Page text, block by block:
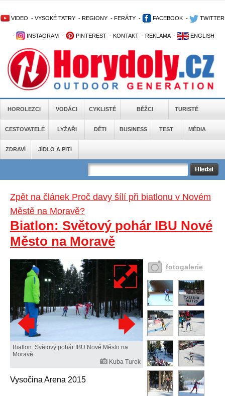
VIDEO - VYSOKÉ TATRY - REGIONY - FERÁTY - FACEBOOK - TWITTER
- INSTAGRAM - PINTEREST - KONTAKT - REKLAMA - ENGLISH
HOROLEZCI VODÁCI CYKLISTÉ BĚŽCI TURISTÉ
CESTOVATELÉ LYŽAŘI DĚTI BUSINESS TEST MÉDIA
ZDRAVÍ JÍDLO A PITÍ
Zpět na článek Proč davy šílí při biatlonu v Novém
Městě na Moravě?
Biatlon: Světový pohár IBU Nové
Město na Moravě
Biatlon. Světový pohár IBU Nové Město na
Moravě.
Kuba Turek
Vysočina Arena 2015
fotogalerie